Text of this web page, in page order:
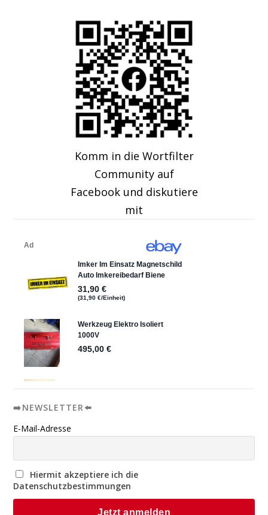
Komm in die Wortfilter
Community auf
Facebook und diskutiere
mit
➡️NEWSLETTER⬅️
E-Mail-Adresse
Hiermit akzeptiere ich die
Datenschutzbestimmungen